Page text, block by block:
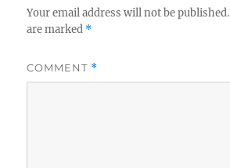
Your email address will not be published.
are marked *
COMMENT *